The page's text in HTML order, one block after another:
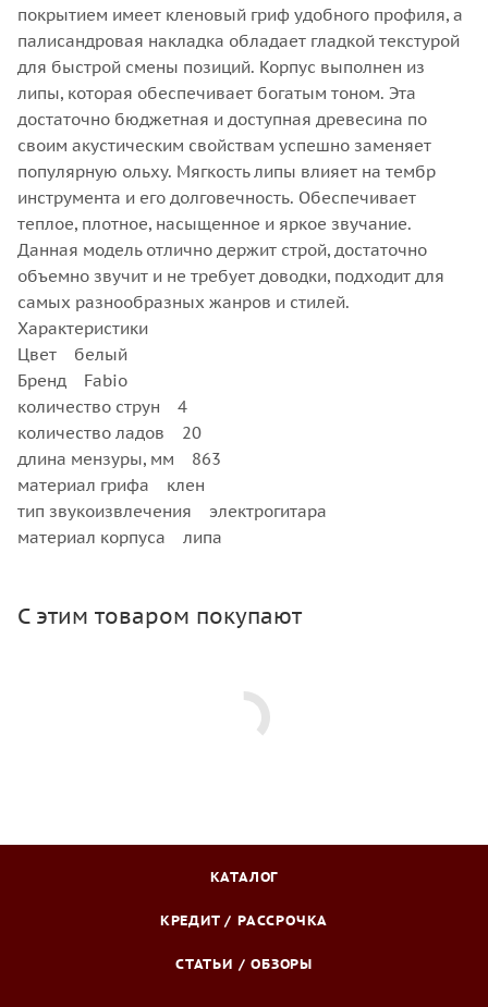
покрытием имеет кленовый гриф удобного профиля, а
палисандровая накладка обладает гладкой текстурой
для быстрой смены позиций. Корпус выполнен из
липы, которая обеспечивает богатым тоном. Эта
достаточно бюджетная и доступная древесина по
своим акустическим свойствам успешно заменяет
популярную ольху. Мягкость липы влияет на тембр
инструмента и его долговечность. Обеспечивает
теплое, плотное, насыщенное и яркое звучание.
Данная модель отлично держит строй, достаточно
объемно звучит и не требует доводки, подходит для
самых разнообразных жанров и стилей.
Характеристики
Цвет белый
Бренд Fabio
количество струн 4
количество ладов 20
длина мензуры, мм 863
материал грифа клен
тип звукоизвлечения электрогитара
материал корпуса липа
С этим товаром покупают
КАТАЛОГ
КРЕДИТ / РАССРОЧКА
СТАТЬИ / ОБЗОРЫ